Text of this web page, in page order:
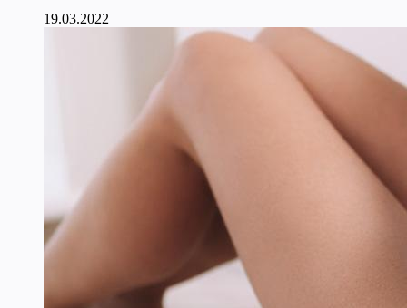
19.03.2022